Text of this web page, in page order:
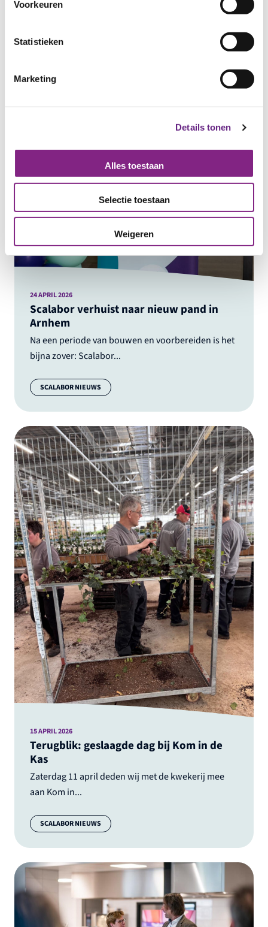
Voorkeuren
Statistieken
Marketing
Details tonen
Alles toestaan
Selectie toestaan
Weigeren
Scalabor verhuist naar nieuw pand in
Arnhem
Na een periode van bouwen en voorbereiden is het
bijna zover: Scalabor...
24 APRIL 2026
Categorie:
SCALABOR NIEUWS
Terugblik: geslaagde dag bij Kom in de
Kas
Zaterdag 11 april deden wij met de kwekerij mee
aan Kom in...
15 APRIL 2026
Categorie:
SCALABOR NIEUWS